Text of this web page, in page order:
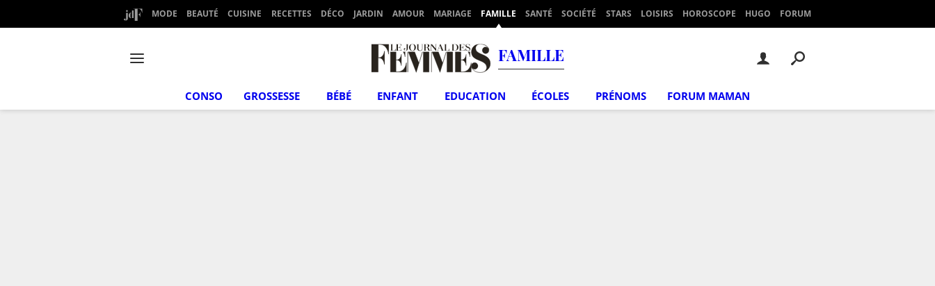
MODE BEAUTÉ CUISINE RECETTES DÉCO JARDIN AMOUR MARIAGE FAMILLE SANTÉ SOCIÉTÉ STARS LOISIRS HOROSCOPE HUGO FORUM
FAMILLE
CONSO GROSSESSE BÉBÉ ENFANT EDUCATION ÉCOLES PRÉNOMS FORUM MAMAN